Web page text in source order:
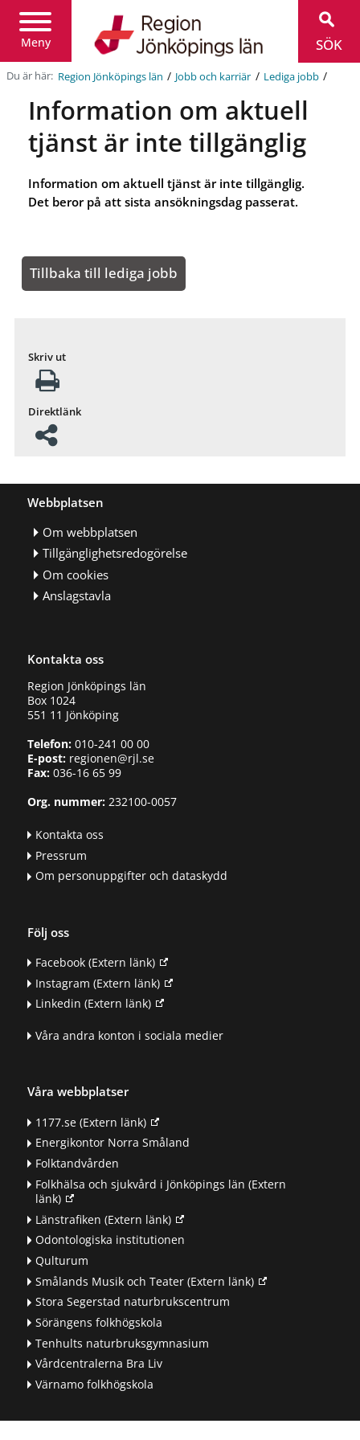
Meny
Jönköpings
län
SÖK
Du är här: Region Jönköpings län / Jobb och karriär / Lediga jobb /
Information om aktuell
tjänst är inte tillgänglig
Information om aktuell tjänst är inte tillgänglig.
Det beror på att sista ansökningsdag passerat.
Tillbaka till lediga jobb
Skriv ut
Direktlänk
Webbplatsen
Om webbplatsen
Tillgänglighetsredogörelse
Om cookies
Anslagstavla
Kontakta oss
Region Jönköpings län
Box 1024
551 11 Jönköping
Telefon:010-241 00 00
E-post:regionen@rjl.se
Fax: 036-16 65 99
Org. nummer:232100-0057
Kontakta oss
Pressrum
Om personuppgifter och dataskydd
Följ oss
Facebook(Extern länk)
Instagram (Extern länk)
Linkedin (Extern länk)
Våra andra konton i sociala medier
Våra webbplatser
1177.se(Extern länk)
Energikontor Norra Småland
Folktandvården
Folkhälsa och sjukvård i Jönköpings län (Extern
länk)
Länstrafiken (Extern länk)
Odontologiska institutionen
Qulturum
Smålands Musik och Teater(Extern länk)
Stora Segerstad naturbrukscentrum
Sörängens folkhögskola
Tenhults naturbruksgymnasium
Vårdcentralerna Bra Liv
Värnamo folkhögskola